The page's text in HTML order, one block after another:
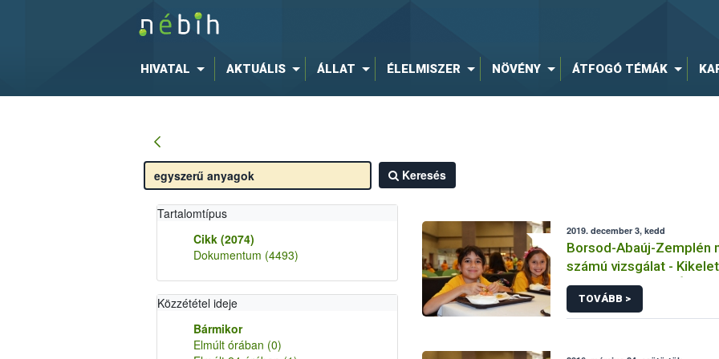
HIVATAL AKTUÁLIS ÁLLAT ÉLELMISZER NÖVÉNY ÁTFOGÓ TÉMÁK
Keresés
Tartalomtípus
Cikk (2074)
Dokumentum (4493)
Közzététel ideje
Bármikor
Elmúlt órában (0)
2019. december 3, kedd
Borsod-Abaúj-Zemplén
számú vizsgálat - Kikelet
Napköziotthonos Óvoda
Konyha és Étkezde -
TOVÁBB >